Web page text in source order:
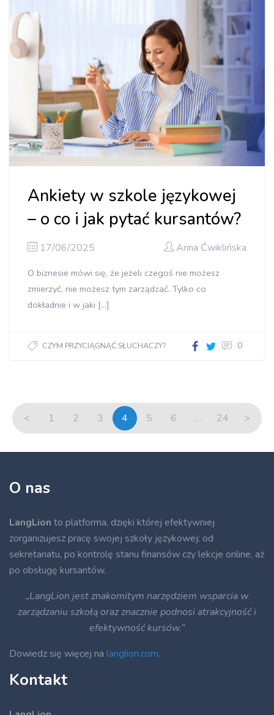
Ankiety w szkole językowej
– o co i jak pytać kursantów?
17/06/2025 Anna Ćwiklińska
O biznesie mówi się, że jeżeli czegoś nie możesz
zmierzyć, nie możesz tym zarządzać. Tylko co
dokładnie i w jaki […]
CZYM PRZYCIĄGNĄĆ SŁUCHACZY? 0
< 1 2 3 4 5 6 … 24 >
O nas
LangLion to platforma, dzięki której efektywniej
zorganizujesz pracę swojej szkoły językowej: od
sekretariatu, po kontrolę stanu finansów czy lekcje online, aż
po obsługę kursantów.
„LangLion jest znakomitym narzędziem wsparcia w
zarządzaniu szkołą oraz znacznie podnosi atrakcyjność i
efektywność kursów.”
Dowiedz się więcej na langlion.com.
Kontakt